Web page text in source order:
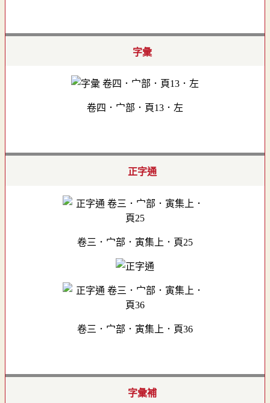
字彙
卷四．宀部．頁13．左
正字通
卷三．宀部．寅集上．頁25
卷三．宀部．寅集上．頁36
字彙補